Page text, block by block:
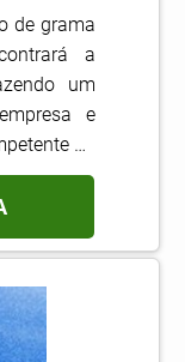
PVC. É
empresa
são
ponta a
o site e
e os
de grama
a
um
e
do
de grama
com os
possível
com
SOBRE
CAMPO
de